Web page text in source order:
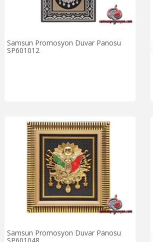
Samsun Promosyon Duvar Panosu
SP601012
Samsun Promosyon Duvar Panosu